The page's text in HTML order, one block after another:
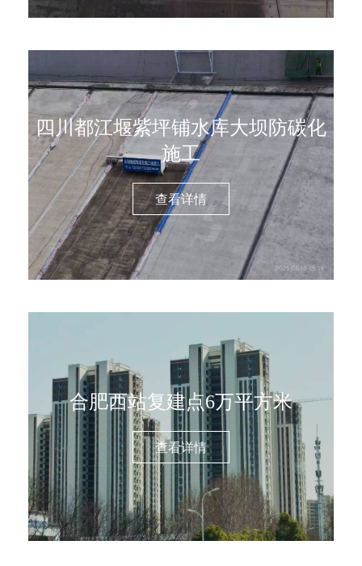
四川都江堰紫坪铺水库大坝防碳化
施工
查看详情
合肥西站复建点6万平方米
查看详情